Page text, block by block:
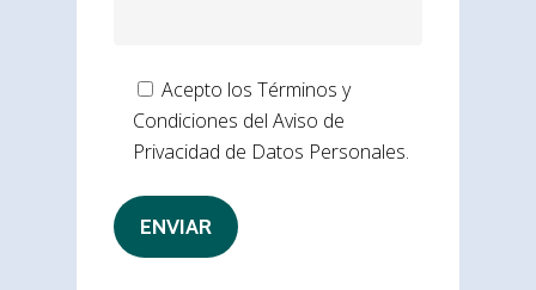
Acepto los Términos y
Condiciones del Aviso de
Privacidad de Datos Personales.